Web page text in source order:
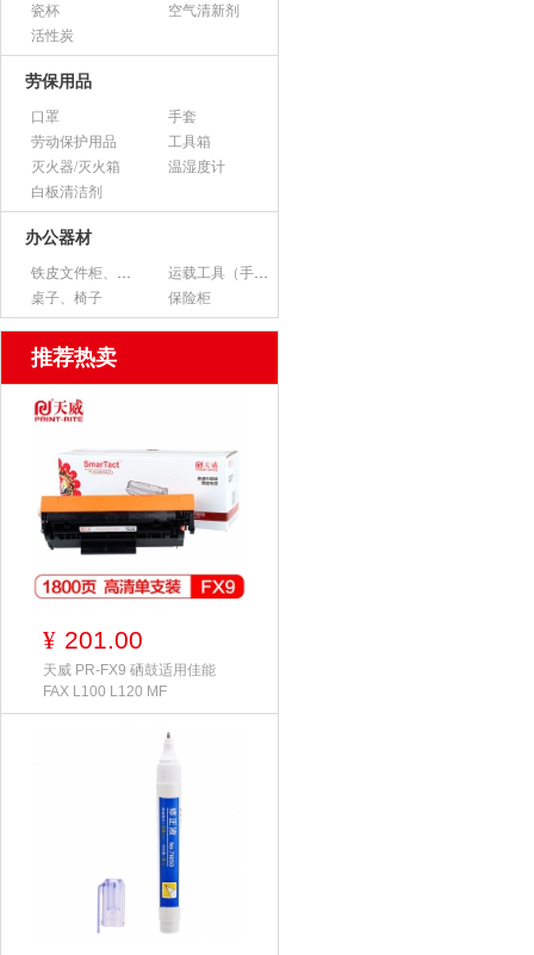
瓷杯
空气清新剂
活性炭
劳保用品
口罩
手套
劳动保护用品
工具箱
灭火器/灭火箱
温湿度计
白板清洁剂
办公器材
铁皮文件柜、货架
运载工具（手推车、平板车、梯子）
桌子、椅子
保险柜
推荐热卖
¥ 201.00
天威 PR-FX9 硒鼓适用佳能
FAX L100 L120 MF